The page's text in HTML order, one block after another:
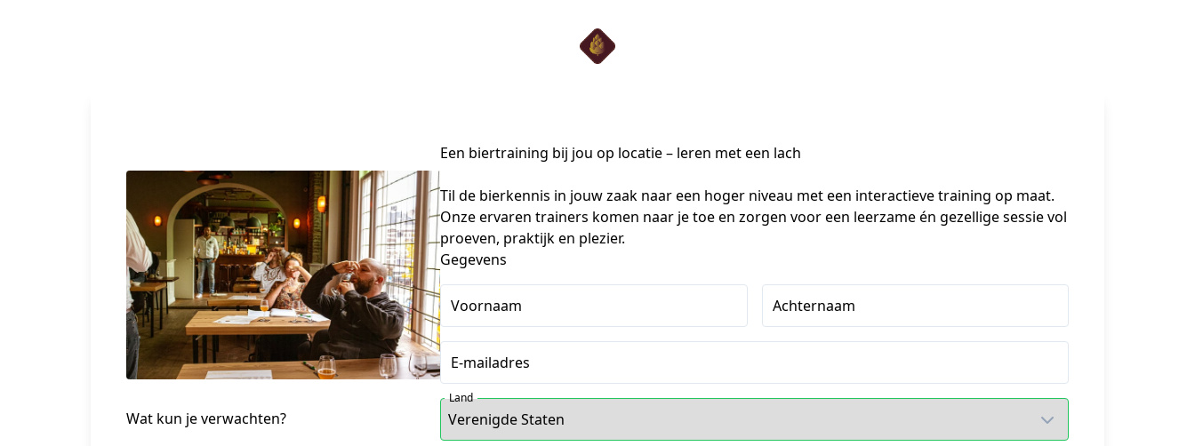
Wat kun je verwachten?
Een biertraining bij jou op locatie – leren met een lach
Til de bierkennis in jouw zaak naar een hoger niveau met een interactieve training op maat.
Onze ervaren trainers komen naar je toe en zorgen voor een leerzame én gezellige sessie vol
proeven, praktijk en plezier.
Gegevens
Voornaam Achternaam
E-mailadres
Land